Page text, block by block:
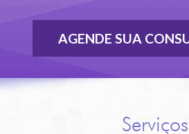
AGENDE SUA
Serviços